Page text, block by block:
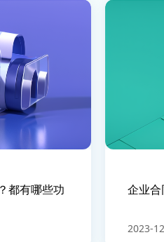
都有哪些功
企业
2023-